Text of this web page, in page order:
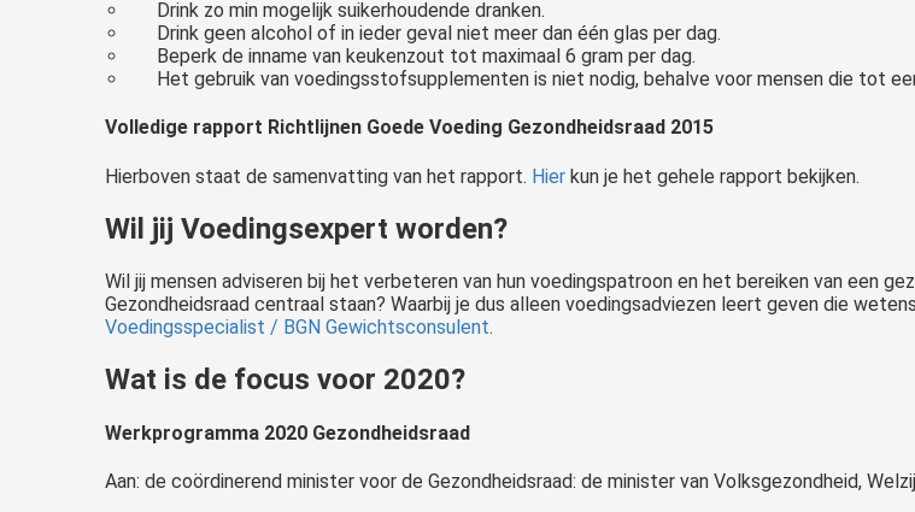
Drink zo min mogelijk suikerhoudende dranken.
Drink geen alcohol of in ieder geval niet meer dan één glas per dag.
Beperk de inname van keukenzout tot maximaal 6 gram per dag.
Het gebruik van voedingsstofsupplementen is niet nodig, behalve voor mensen die tot
Volledige rapport Richtlijnen Goede Voeding Gezondheidsraad 2015
Hierboven staat de samenvatting van het rapport. Hier kun je het gehele rapport bekijken.
Wil jij Voedingsexpert worden?
Wil jij mensen adviseren bij het verbeteren van hun voedingspatroon en het bereiken van een
Gezondheidsraad centraal staan? Waarbij je dus alleen voedingsadviezen leert geven die
Voedingsspecialist / BGN Gewichtsconsulent.
Wat is de focus voor 2020?
Werkprogramma 2020 Gezondheidsraad
Aan: de coördinerend minister voor de Gezondheidsraad: de minister van Volksgezondheid,